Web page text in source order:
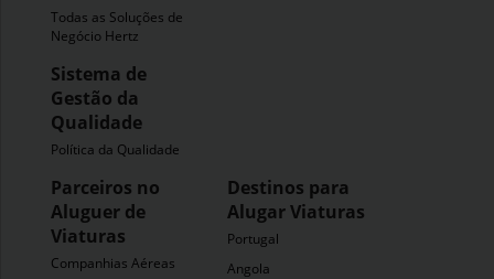
Todas as Soluções de
Negócio Hertz
Sistema de
Gestão da
Qualidade
Política da Qualidade
Parceiros no
Aluguer de
Viaturas
Companhias Aéreas
Destinos para
Alugar Viaturas
Portugal
Angola